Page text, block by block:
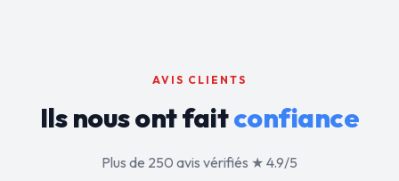
AVIS CLIENTS
Ils nous ont faitconfiance
Plus de 250 avis vérifiés ★ 4.9/5